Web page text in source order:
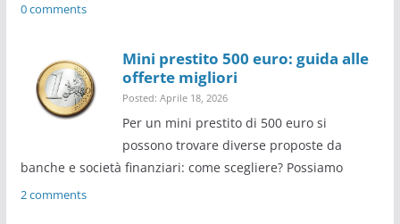
0 comments
Mini prestito 500 euro: guida alle
offerte migliori
Posted: Aprile 18, 2026
Per un mini prestito di 500 euro si
possono trovare diverse proposte da
banche e società finanziari: come scegliere? Possiamo
2 comments